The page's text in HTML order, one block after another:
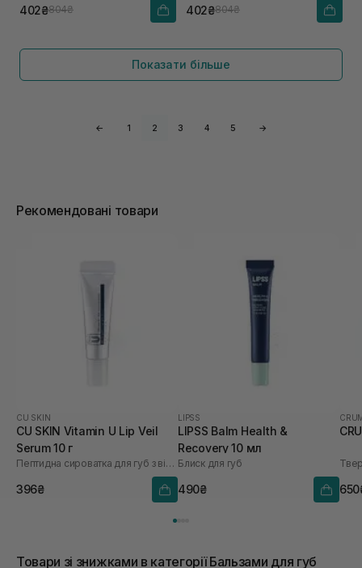
402₴804₴ 402₴804₴
Показати більше
← 1 2 3 4 5 →
Рекомендовані товари
CU SKIN
CU SKIN Vitamin U Lip Veil
Serum 10 г
Пептидна сироватка для губ з вітаміном U та волюфіліном
396₴
LIPSS
LIPSS Balm Health &
Recovery 10 мл
Блиск для губ
490₴
Товари зі знижками в категорії Бальзами для губ